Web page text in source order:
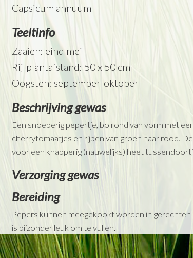
Capsicum annuum
Teeltinfo
Zaaien: eind mei
Rij-plantafstand: 50 x 50 cm
Oogsten: september-oktober
Beschrijving gewas
Een snoeperig pepertje, bolrond van vorm met
cherrytomaatjes en rijpen van groen naar rood.
voor een knapperig (nauwelijks) heet
Verzorging gewas
Bereiding
Pepers kunnen meegekookt worden in
is bijzonder leuk om te vullen.